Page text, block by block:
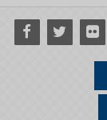
Facebook
Twitter Flickr